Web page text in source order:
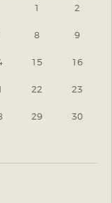
1 2
8 9
15 16
22 23
29 30